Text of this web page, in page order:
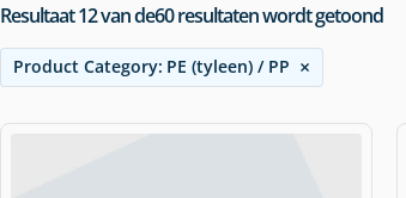
Resultaat12van de60resultaten wordt getoond
Product Category: PE (tyleen) / PP ×